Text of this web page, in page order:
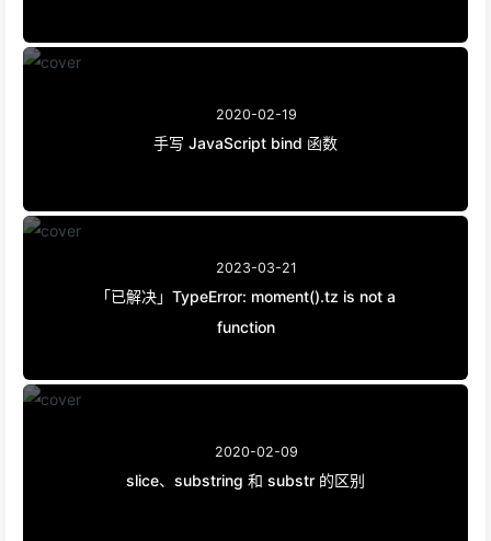
2020-02-19
手写 JavaScript bind 函数
2023-03-21
「已解决」TypeError: moment().tz is not a
function
2020-02-09
slice、substring 和 substr 的区别